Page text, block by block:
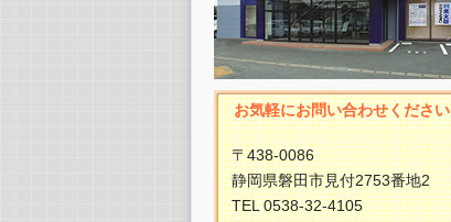
お気軽にお問い合わせください
〒438-0086
静岡県磐田市見付2753番地2
TEL 0538-32-4105